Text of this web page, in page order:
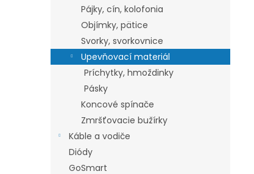
Pájky, cín, kolofonia
Objímky, pätice
Svorky, svorkovnice
Upevňovací materiál
Príchytky, hmoždinky
Pásky
Koncové spínače
Zmršťovacie bužírky
Káble a vodiče
Diódy
GoSmart